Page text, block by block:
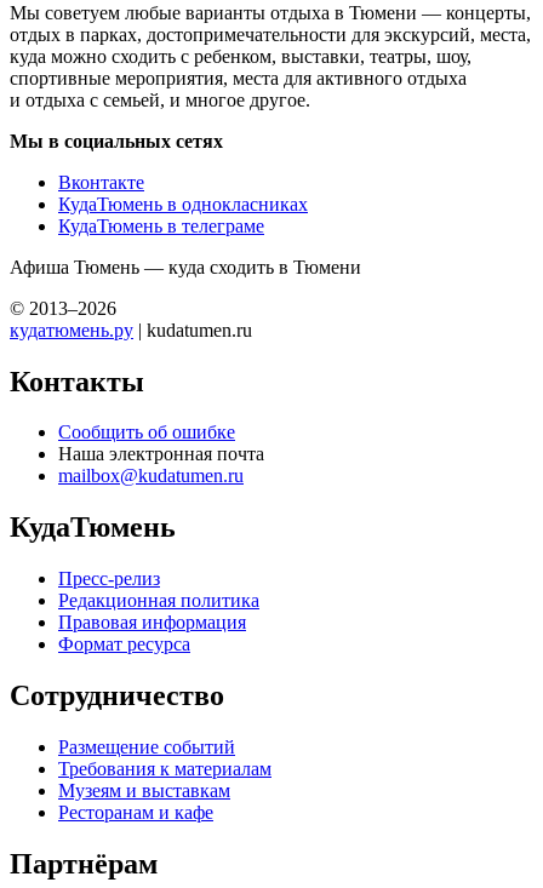
Мы советуем любые варианты отдыха в Тюмени — концерты,
отдых в парках, достопримечательности для экскурсий, места,
куда можно сходить с ребенком, выставки, театры, шоу,
спортивные мероприятия, места для активного отдыха
и отдыха с семьей, и многое другое.
Мы в социальных сетях
Вконтакте
КудаТюмень в однокласниках
КудаТюмень в телеграме
Афиша Тюмень — куда сходить в Тюмени
© 2013–2026
кудатюмень.ру | kudatumen.ru
Контакты
Сообщить об ошибке
Наша электронная почта
mailbox@kudatumen.ru
КудаТюмень
Пресс-релиз
Редакционная политика
Правовая информация
Формат ресурса
Сотрудничество
Размещение событий
Требования к материалам
Музеям и выставкам
Ресторанам и кафе
Партнёрам